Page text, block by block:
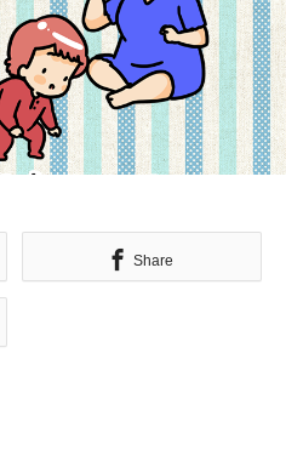
Share